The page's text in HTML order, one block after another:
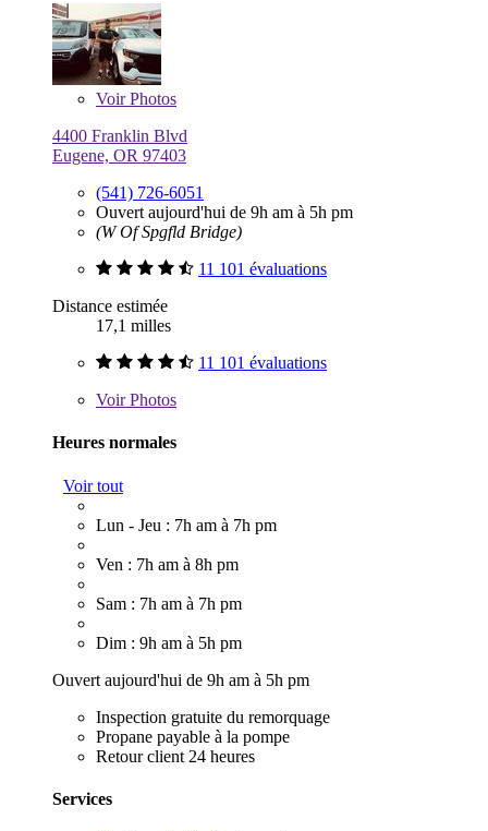
VoirPhotos
4400 Franklin Blvd
Eugene, OR 97403
(541) 726-6051
Ouvert aujourd'hui de 9h am à 5h pm
(W Of Spgfld Bridge)
11 101 évaluations
Distance estimée
17,1 milles
11 101 évaluations
VoirPhotos
Heures normales
Voir tout
Lun - Jeu : 7h am à 7h pm
Ven : 7h am à 8h pm
Sam : 7h am à 7h pm
Dim : 9h am à 5h pm
Ouvert aujourd'hui de 9h am à 5h pm
Inspection gratuite du remorquage
Propane payable à la pompe
Retour client 24 heures
Services